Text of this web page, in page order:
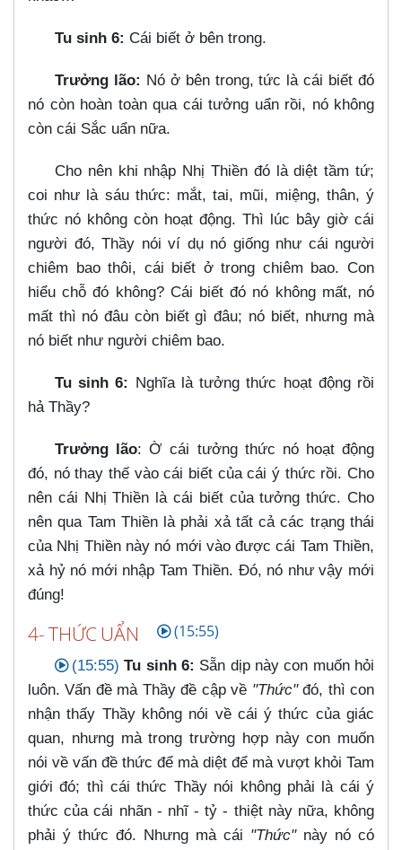
Tu sinh 6: Cái biết ở bên trong.
Trưởng lão: Nó ở bên trong, tức là cái biết đó
nó còn hoàn toàn qua cái tưởng uẩn rồi, nó không
còn cái Sắc uẩn nữa.
Cho nên khi nhập Nhị Thiền đó là diệt tầm tứ;
coi như là sáu thức: mắt, tai, mũi, miệng, thân, ý
thức nó không còn hoạt động. Thì lúc bây giờ cái
người đó, Thầy nói ví dụ nó giống như cái người
chiêm bao thôi, cái biết ở trong chiêm bao. Con
hiểu chỗ đó không? Cái biết đó nó không mất, nó
mất thì nó đâu còn biết gì đâu; nó biết, nhưng mà
nó biết như người chiêm bao.
Tu sinh 6: Nghĩa là tưởng thức hoạt động rồi
hả Thầy?
Trưởng lão: Ờ cái tưởng thức nó hoạt động
đó, nó thay thế vào cái biết của cái ý thức rồi. Cho
nên cái Nhị Thiền là cái biết của tưởng thức. Cho
nên qua Tam Thiền là phải xả tất cả các trạng thái
của Nhị Thiền này nó mới vào được cái Tam Thiền,
xả hỷ nó mới nhập Tam Thiền. Đó, nó như vậy mới
đúng!
4- THỨC UẨN (15:55)
(15:55) Tu sinh 6: Sẵn dịp này con muốn hỏi
luôn. Vấn đề mà Thầy đề cập về "Thức"đó, thì con
nhận thấy Thầy không nói về cái ý thức của giác
quan, nhưng mà trong trường hợp này con muốn
nói về vấn đề thức để mà diệt để mà vượt khỏi Tam
giới đó; thì cái thức Thầy nói không phải là cái ý
thức của cái nhãn - nhĩ - tỷ - thiệt này nữa, không
phải ý thức đó. Nhưng mà cái "Thức"này nó có